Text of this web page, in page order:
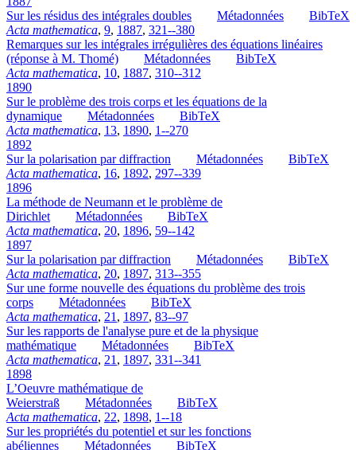
Sur les résidus des intégrales doubles
Métadonnées
BibTeX
Acta mathematica, 9, 1887, 321--380
Remarques sur les intégrales irrégulières des équations linéaires
(réponse à M. Thomé)
Métadonnées
BibTeX
Acta mathematica, 10, 1887, 310--312
1890
Sur le problème des trois corps et les équations de la
dynamique
Métadonnées
BibTeX
Acta mathematica, 13, 1890, 1--270
1892
Sur la polarisation par diffraction
Métadonnées
BibTeX
Acta mathematica, 16, 1892, 297--339
1896
La méthode de Neumann et le problème de
Dirichlet
Métadonnées
BibTeX
Acta mathematica, 20, 1896, 59--142
1897
Sur la polarisation par diffraction
Métadonnées
BibTeX
Acta mathematica, 20, 1897, 313--355
Sur une forme nouvelle des équations du problème des trois
corps
Métadonnées
BibTeX
Acta mathematica, 21 , 1897, 83--97
Sur les rapports de l'analyse pure et de la physique
mathématique
Métadonnées
BibTeX
Acta mathematica, 21 , 1897, 331--341
1898
L’Oeuvre mathématique de
Weierstraß
Métadonnées
BibTeX
Acta mathematica, 22, 1898, 1--18
Sur les propriétés du potentiel et sur les fonctions
abéliennes
Métadonnées
BibTeX